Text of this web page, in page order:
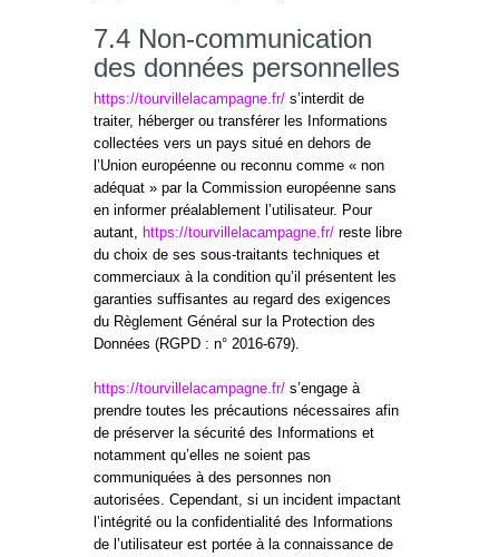
7.4 Non-communication
des données personnelles
https://tourvillelacampagne.fr/ s’interdit de
traiter, héberger ou transférer les Informations
collectées vers un pays situé en dehors de
l’Union européenne ou reconnu comme « non
adéquat » par la Commission européenne sans
en informer préalablement l’utilisateur. Pour
autant, https://tourvillelacampagne.fr/ reste libre
du choix de ses sous-traitants techniques et
commerciaux à la condition qu’il présentent les
garanties suffisantes au regard des exigences
du Règlement Général sur la Protection des
Données (RGPD : n° 2016-679).
https://tourvillelacampagne.fr/ s’engage à
prendre toutes les précautions nécessaires afin
de préserver la sécurité des Informations et
notamment qu’elles ne soient pas
communiquées à des personnes non
autorisées. Cependant, si un incident impactant
l’intégrité ou la confidentialité des Informations
de l’utilisateur est portée à la connaissance de